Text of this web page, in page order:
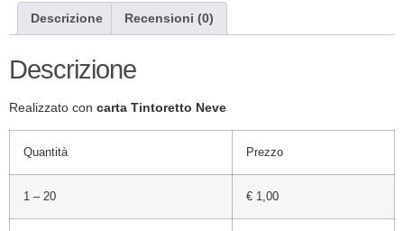
Descrizione Recensioni (0)
Descrizione
Realizzato con carta Tintoretto Neve
Quantità Prezzo
1 – 20 € 1,00